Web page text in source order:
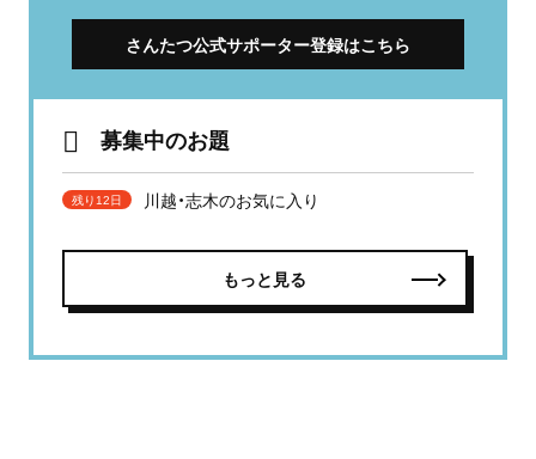
さんたつ公式サポーター登録はこちら
募集中のお題
残り12日 川越・志木のお気に入り
もっと見る